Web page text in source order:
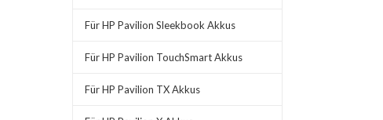
Für HP Pavilion Sleekbook Akkus
Für HP Pavilion TouchSmart Akkus
Für HP Pavilion TX Akkus